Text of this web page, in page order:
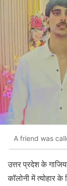
A friend was
उत्तर प्रदेश के
कॉलोनी में त्योहार